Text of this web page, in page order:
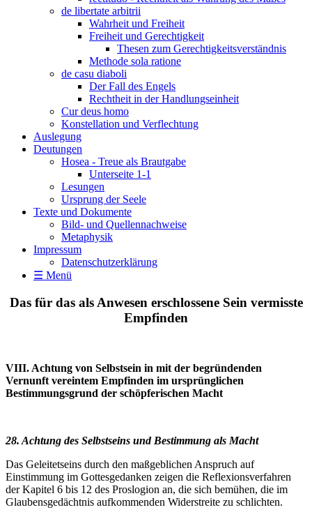
de libertate arbitrii
Wahrheit und Freiheit
Freiheit und Gerechtigkeit
Thesen zum Gerechtigkeitsverständnis
Methode sola ratione
de casu diaboli
Der Fall des Engels
Rechtheit in der Handlungseinheit
Cur deus homo
Konstellation und Verflechtung
Auslegung
Deutungen
Hosea - Treue als Brautgabe
Unterseite 1-1
Lesungen
Ursprung der Seele
Texte und Dokumente
Bild- und Quellennachweise
Metaphysik
Impressum
Datenschutzerklärung
☰ Menü
Das für das als Anwesen erschlossene Sein vermisste
Empfinden
VIII. Achtung von Selbstsein in mit der begründenden
Vernunft vereintem Empfinden im ursprünglichen
Bestimmungsgrund der schöpferischen Macht
28. Achtung des Selbstseins und Bestimmung als Macht
Das Geleitetseins durch den maßgeblichen Anspruch auf
Einstimmung im Gottesgedanken zeigen die Reflexionsverfahren
der Kapitel 6 bis 12 des Proslogion an, die sich bemühen, die im
Glaubensgedächtnis aufkommenden Widerstreite zu schlichten.